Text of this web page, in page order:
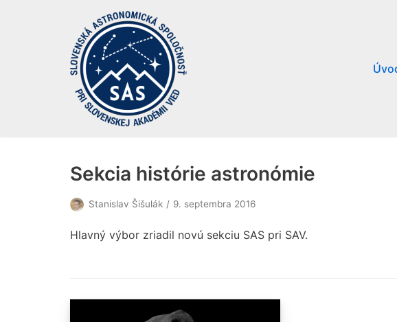
Sekcia histórie astronómie
Stanislav Šišulák 9. septembra 2016
Hlavný výbor zriadil novú sekciu SAS pri SAV.